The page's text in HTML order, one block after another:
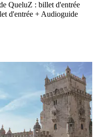
QueluZ : billet d'entrée
d'entrée + Audioguide